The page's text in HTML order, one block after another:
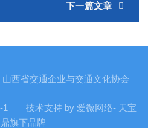
下一篇文章
山西省交通企业与交通文化协会
1
技术支持 by 爱微网络- 天宝
旗下品牌